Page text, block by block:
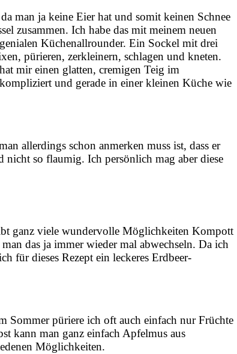
man ja keine Eier hat und somit keinen Schnee
zusammen. Ich habe das mit meinem neuen
Küchenallrounder. Ein Sockel mit drei
pürieren, zerkleinern, schlagen und kneten.
mir einen glatten, cremigen Teig im
und gerade in einer kleinen Küche wie
allerdings schon anmerken muss ist, dass er
so flaumig. Ich persönlich mag aber diese
ganz viele wundervolle Möglichkeiten Kompott
das ja immer wieder mal abwechseln. Da ich
für dieses Rezept ein leckeres Erdbeer-
Sommer püriere ich oft auch einfach nur Früchte
kann man ganz einfach Apfelmus aus
Möglichkeiten.